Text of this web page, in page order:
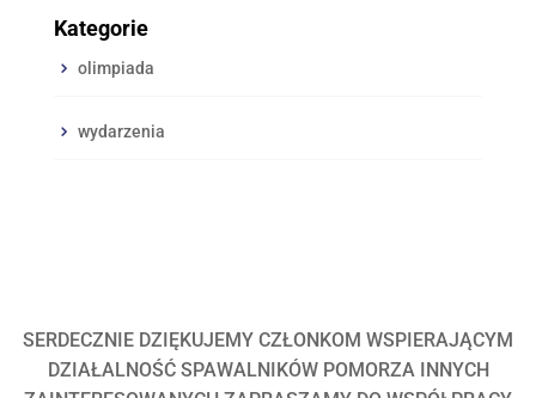
Kategorie
olimpiada
wydarzenia
SERDECZNIE DZIĘKUJEMY CZŁONKOM WSPIERAJĄCYM
DZIAŁALNOŚĆ SPAWALNIKÓW POMORZA INNYCH